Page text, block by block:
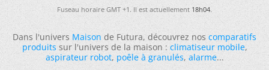
Fuseau horaire GMT +1. Il est actuellement18h04.
Dans l'universMaisonde Futura, découvrez noscomparatifs
produitssur l'univers de la maison :climatiseur mobile,
aspirateur robot,poêle à granulés,alarme...